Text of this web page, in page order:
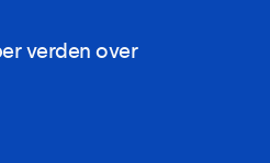
verden over